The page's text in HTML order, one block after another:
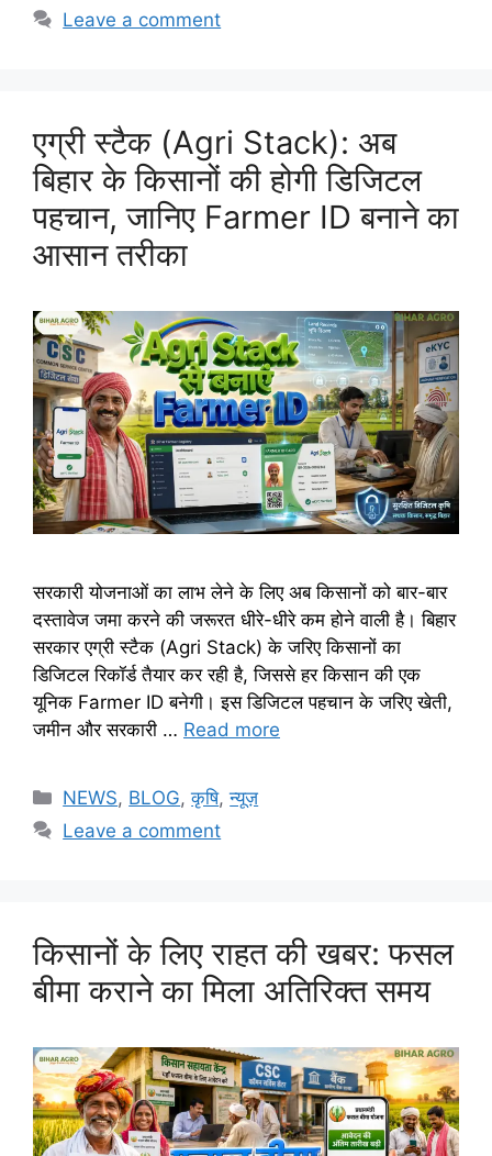
Leave a comment
एग्री स्टैक (Agri Stack): अब
बिहार के किसानों की होगी डिजिटल
पहचान, जानिए Farmer ID बनाने का
आसान तरीका
सरकारी योजनाओं का लाभ लेने के लिए अब किसानों को बार-बार
दस्तावेज जमा करने की जरूरत धीरे-धीरे कम होने वाली है। बिहार
सरकार एग्री स्टैक (Agri Stack) के जरिए किसानों का
डिजिटल रिकॉर्ड तैयार कर रही है, जिससे हर किसान की एक
यूनिक Farmer ID बनेगी। इस डिजिटल पहचान के जरिए खेती,
जमीन और सरकारी … Read more
NEWS, BLOG,कृषि,न्यूज़
Leave a comment
किसानों के लिए राहत की खबर: फसल
बीमा कराने का मिला अतिरिक्त समय